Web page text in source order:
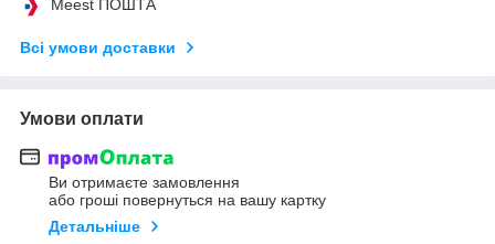
Meest ПОШТА
Всі умови доставки
Умови оплати
Ви отримаєте замовлення
або гроші повернуться на вашу картку
Детальніше